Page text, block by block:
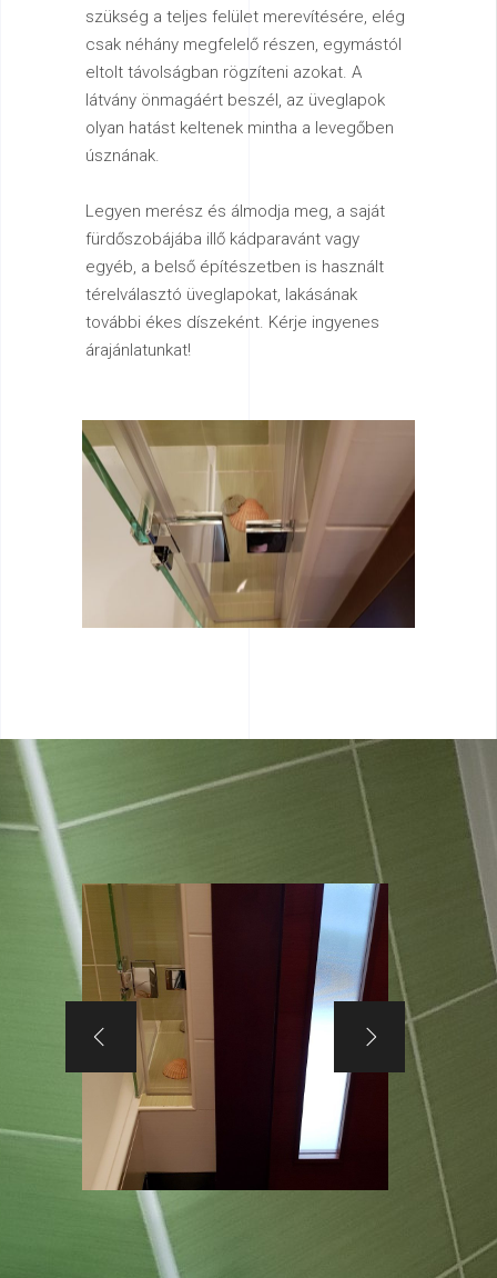
szükség a teljes felület merevítésére, elég
csak néhány megfelelő részen, egymástól
eltolt távolságban rögzíteni azokat. A
látvány önmagáért beszél, az üveglapok
olyan hatást keltenek mintha a levegőben
úsznának.
Legyen merész és álmodja meg, a saját
fürdőszobájába illő kádparavánt vagy
egyéb, a belső építészetben is használt
térelválasztó üveglapokat, lakásának
további ékes díszeként. Kérje ingyenes
árajánlatunkat!